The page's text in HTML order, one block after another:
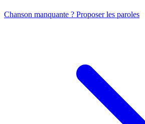
Chanson manquante ? Proposer les paroles